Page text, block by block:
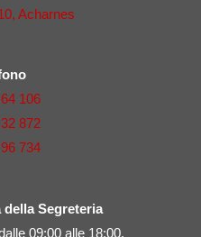
Acharnes
106
872
734
Segreteria
09:00 alle 18:00.